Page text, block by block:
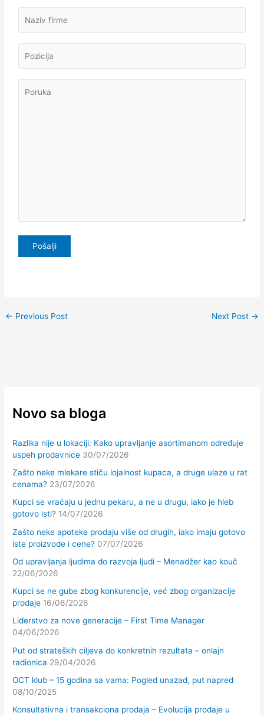
← Previous Post Next Post →
Novo sa bloga
Razlika nije u lokaciji: Kako upravljanje asortimanom određuje
uspeh prodavnice 30/07/2026
Zašto neke mlekare stiču lojalnost kupaca, a druge ulaze u rat
cenama? 23/07/2026
Kupci se vraćaju u jednu pekaru, a ne u drugu, iako je hleb
gotovo isti? 14/07/2026
Zašto neke apoteke prodaju više od drugih, iako imaju gotovo
iste proizvode i cene? 07/07/2026
Od upravljanja ljudima do razvoja ljudi – Menadžer kao kouč
22/06/2026
Kupci se ne gube zbog konkurencije, već zbog organizacije
prodaje 16/06/2026
Liderstvo za nove generacije – First Time Manager
04/06/2026
Put od strateških ciljeva do konkretnih rezultata – onlajn
radionica 29/04/2026
OCT klub – 15 godina sa vama: Pogled unazad, put napred
08/10/2025
Konsultativna i transakciona prodaja – Evolucija prodaje u